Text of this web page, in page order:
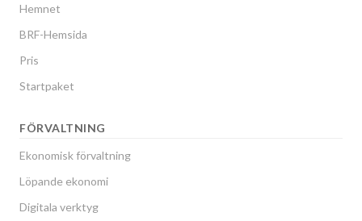
Hemnet
BRF-Hemsida
Pris
Startpaket
FÖRVALTNING
Ekonomisk förvaltning
Löpande ekonomi
Digitala verktyg